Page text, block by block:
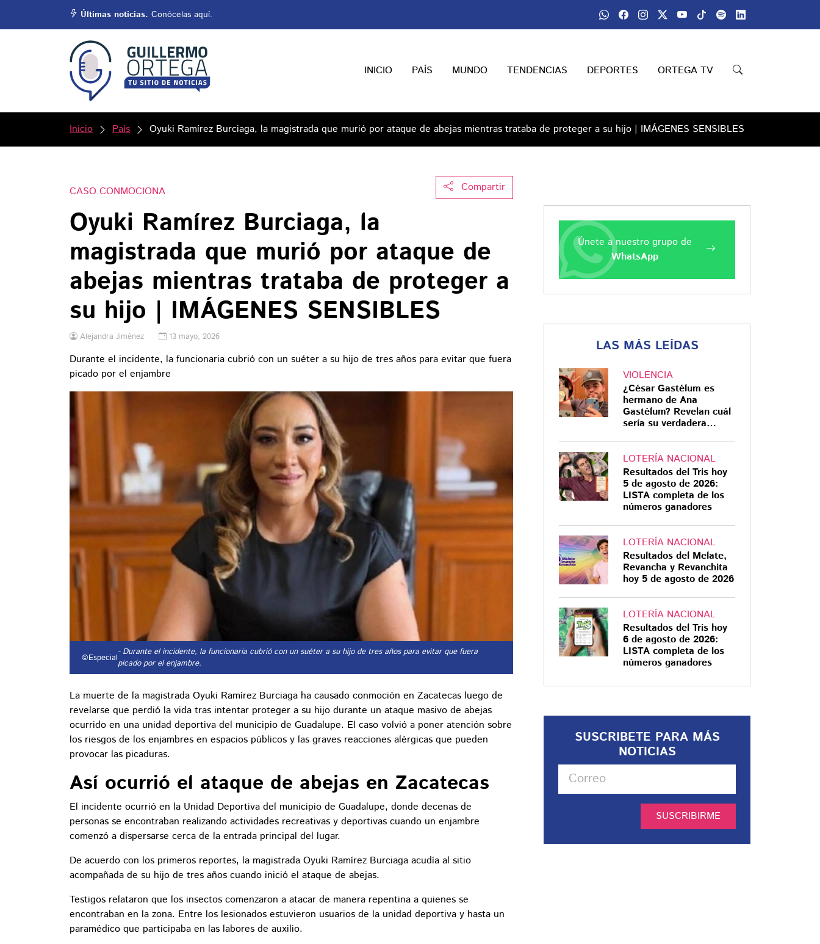
Últimas noticias. Conócelas aquí.
INICIO PAÍS MUNDO TENDENCIAS DEPORTES ORTEGA TV
Inicio País Oyuki Ramírez Burciaga, la magistrada que murió por ataque de abejas mientras trataba de proteger a su hijo | IMÁGENES SENSIBLES
Compartir
CASO CONMOCIONA
Oyuki Ramírez Burciaga, la
magistrada que murió por ataque de
abejas mientras trataba de proteger a
su hijo | IMÁGENES SENSIBLES
Alejandra Jiménez 13 mayo, 2026
Durante el incidente, la funcionaria cubrió con un suéter a su hijo de tres años para evitar que fuera
picado por el enjambre
©Especial- Durante el incidente, la funcionaria cubrió con un suéter a su hijo de tres años para evitar que fuera
picado por el enjambre.
La muerte de la magistrada Oyuki Ramírez Burciaga ha causado conmoción en Zacatecas luego de
revelarse que perdió la vida tras intentar proteger a su hijo durante un ataque masivo de abejas
ocurrido en una unidad deportiva del municipio de Guadalupe. El caso volvió a poner atención sobre
los riesgos de los enjambres en espacios públicos y las graves reacciones alérgicas que pueden
provocar las picaduras.
Así ocurrió el ataque de abejas en Zacatecas
El incidente ocurrió en la Unidad Deportiva del municipio de Guadalupe, donde decenas de
personas se encontraban realizando actividades recreativas y deportivas cuando un enjambre
comenzó a dispersarse cerca de la entrada principal del lugar.
De acuerdo con los primeros reportes, la magistrada Oyuki Ramírez Burciaga acudía al sitio
acompañada de su hijo de tres años cuando inició el ataque de abejas.
Testigos relataron que los insectos comenzaron a atacar de manera repentina a quienes se
encontraban en la zona. Entre los lesionados estuvieron usuarios de la unidad deportiva y hasta un
paramédico que participaba en las labores de auxilio.
Únete a nuestro grupo de
WhatsApp
LAS MÁS LEÍDAS
VIOLENCIA
¿César Gastélum es
hermano de Ana
Gastélum? Revelan cuál
sería su verdadera
LOTERÍA NACIONAL
Resultados del Tris hoy
5 de agosto de 2026:
LISTA completa de los
números ganadores
LOTERÍA NACIONAL
Resultados del Melate,
Revancha y Revanchita
hoy 5 de agosto de 2026
LOTERÍA NACIONAL
Resultados del Tris hoy
6 de agosto de 2026:
LISTA completa de los
números ganadores
SUSCRIBETE PARA MÁS
NOTICIAS
SUSCRIBIRME